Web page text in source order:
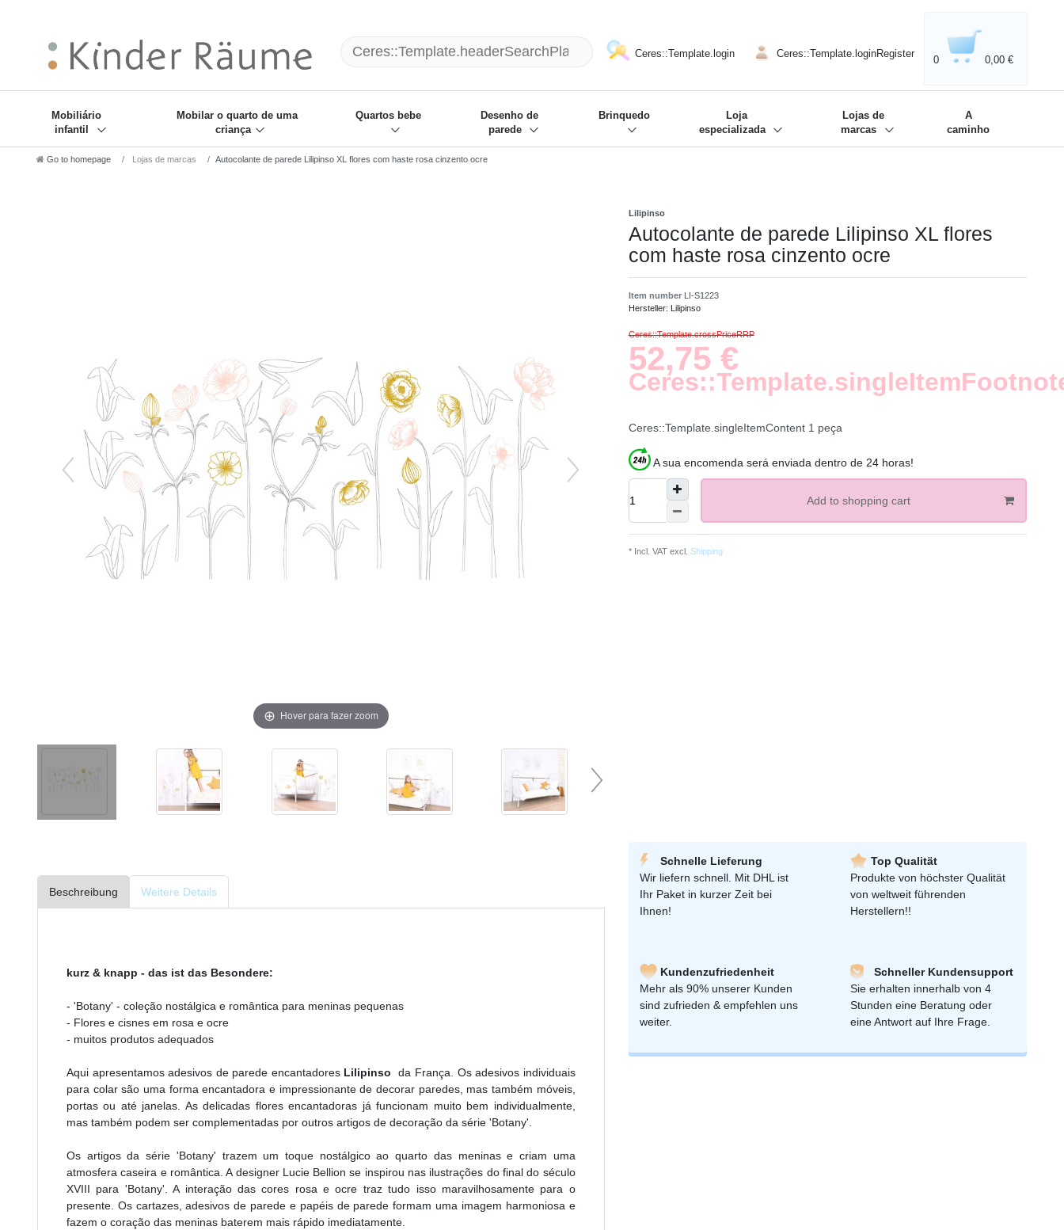
Ceres::Template.login Ceres::Template.loginRegister
0 0,00 €
Mobiliário
infantil
Mobilar o quarto de uma
criança
Quartos bebe
Desenho de
parede
Brinquedo
Loja
especializada
Lojas de
marcas
A
caminho
Go to homepage Lojas de marcas Autocolante de parede Lilipinso XL flores com haste rosa cinzento ocre
Hover para fazer zoom
Lilipinso
Autocolante de parede Lilipinso XL flores
com haste rosa cinzento ocre
Item number LI-S1223
Hersteller: Lilipinso
Ceres::Template.crossPriceRRP
52,75 €
Ceres::Template.singleItemContent 1 peça
A sua encomenda será enviada dentro de 24 horas!
Add to shopping cart
* Incl. VAT excl. Shipping
Beschreibung Weitere Details
kurz & knapp - das ist das Besondere:
- 'Botany' - coleção nostálgica e romântica para meninas pequenas
- Flores e cisnes em rosa e ocre
- muitos produtos adequados
Aqui apresentamos adesivos de parede encantadores Lilipinso
da França. Os adesivos individuais
para colar são uma forma encantadora e impressionante de decorar paredes, mas também móveis,
portas ou até janelas. As delicadas flores encantadoras já funcionam muito bem individualmente,
mas também podem ser complementadas por outros artigos de decoração da série 'Botany'.
Os artigos da série 'Botany' trazem um toque nostálgico ao quarto das meninas e criam uma
atmosfera caseira e romântica. A designer Lucie Bellion se inspirou nas ilustrações do final do século
XVIII para 'Botany'. A interação das cores rosa e ocre traz tudo isso maravilhosamente para o
presente. Os cartazes, adesivos de parede e papéis de parede formam uma imagem harmoniosa e
fazem o coração das meninas baterem mais rápido imediatamente.
Schnelle Lieferung
Wir liefern schnell. Mit DHL ist
Ihr Paket in kurzer Zeit bei
Ihnen!
Top Qualität
Produkte von höchster Qualität
von weltweit führenden
Herstellern!!
Kundenzufriedenheit
Mehr als 90% unserer Kunden
sind zufrieden & empfehlen uns
weiter.
Schneller Kundensupport
Sie erhalten innerhalb von 4
Stunden eine Beratung oder
eine Antwort auf Ihre Frage.